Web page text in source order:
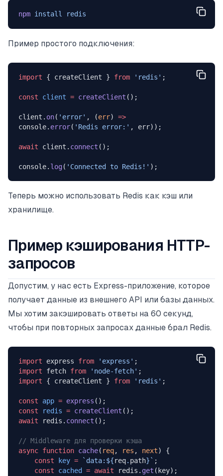
npm install redis
Пример простого подключения:
import { createClient } from 'redis' ;
const client = createClient ();
client. on( 'error' , (err) =>
console. error( 'Redis error:' , err));
await client. connect ();
console. log( 'Connected to Redis!' );
Теперь можно использовать Redis как кэш или
хранилище.
Пример кэширования HTTP-
запросов
Допустим, у нас есть Express-приложение, которое
получает данные из внешнего API или базы данных.
Мы хотим закэшировать ответы на 60 секунд,
чтобы при повторных запросах данные брал Redis.
import express from 'express' ;
import fetch from 'node-fetch' ;
import { createClient } from 'redis' ;
const app = express ();
const redis = createClient ();
await redis. connect ();
// Middleware для проверки кэша
async function cache( req, res , next) {
    const
key = `data:${req. path}` ;
    const
cached = await redis. get (key);